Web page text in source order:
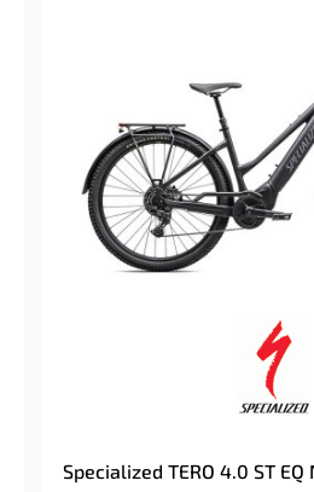
Specialized TERO 4.0 ST EQ